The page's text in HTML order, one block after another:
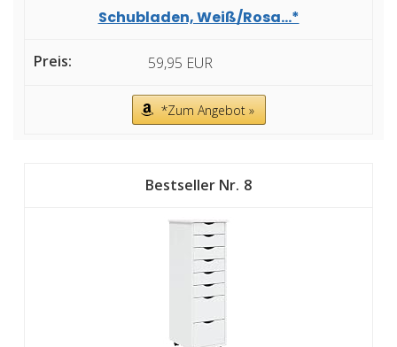
Schubladen, Weiß/Rosa...*
59,95 EUR
*Zum Angebot »
8